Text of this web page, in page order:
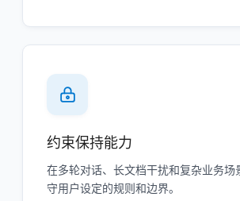
约束保持能力
在多轮对话、长文档干扰和复杂业务场
守用户设定的规则和边界。